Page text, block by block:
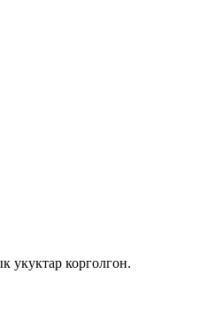
корголгон.